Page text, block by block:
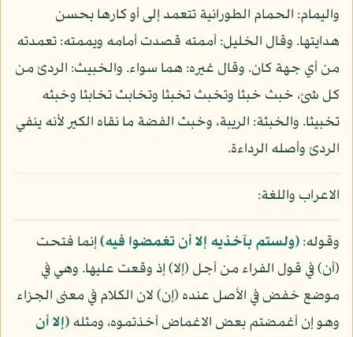
واليمام: الحمام الطورانية تتعمد إلى أو كارها بحسن
هدايتها. وقال الخليل: أممته قصدت أمامه ويممته: تعمدته
من أي جهة كان. وقال غيره: هما سواء. والخبيث: الردئ من
كل شئ، خبث خبثا وتخبث تخبثا وتخابث تخابثا وخبثه
تخبيثا. والخبثة: الريبة، وخبث الفضة ما نقاه الكير لأنه ينفي
الردئ وأصله الرداءة.
الاعراب واللغة:
وقوله:(ولستم بآخذيه إلا أن تغمضوا فيه)إنما فتحت
(أن) في قول الفراء من أجل (إلا) إذ وقعت عليها. وهي في
موضع خفض في الأصل عنده (إن) لان الكلام في معنى الجزاء
وهو إن أغمضتم بعض الاغماض أخذتموه، ومثله(إلا أن